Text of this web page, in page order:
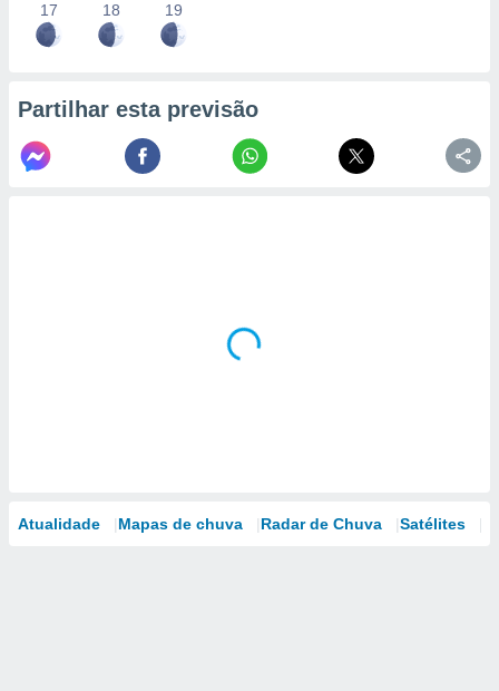
17 18 19
Partilhar esta previsão
Atualidade Mapas de chuva Radar de Chuva Satélites